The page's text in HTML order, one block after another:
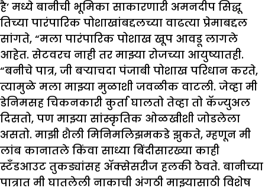
है’ मध्ये बानीची भूमिका साकारणारी अमनदीप सिद्धू
तिच्या पारंपारिक पोशाखांबद्दलच्या वाढत्या प्रेमाबद्दल
सांगते, “मला पारंपारिक पोशाख खूप आवडू लागले
आहेत. सेटवरच नाही तर माझ्या रोजच्या आयुष्यातही.
“बनीचे पात्र, जी बऱ्याचदा पंजाबी पोशाख परिधान करते,
त्यामुळे मला माझ्या मुळाशी जवळीक वाटली. जेव्हा मी
डेनिमसह चिकनकारी कुर्ता घालतो तेव्हा तो कॅज्युअल
दिसतो, पण माझ्या सांस्कृतिक ओळखीशी जोडलेला
असतो. माझी शैली मिनिमलिझमकडे झुकते, म्हणून मी
लांब कानातले किंवा साध्या बिंदीसारख्या काही
स्टँडआउट तुकड्यांसह ॲक्सेसरीज हलकी ठेवते. बानीच्या
पात्रात मी घातलेली नाकाची अंगठी माझ्यासाठी विशेष